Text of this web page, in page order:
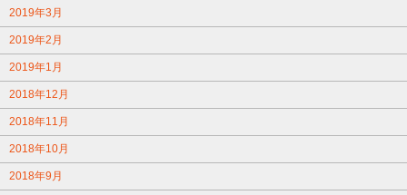
2019年3月
2019年2月
2019年1月
2018年12月
2018年11月
2018年10月
2018年9月